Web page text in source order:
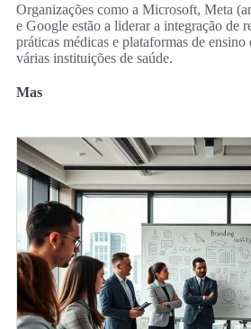
Organizações como a Microsoft, Meta
e Google estão a liderar a integração de
práticas médicas e plataformas de
várias instituições de saúde.
Mas